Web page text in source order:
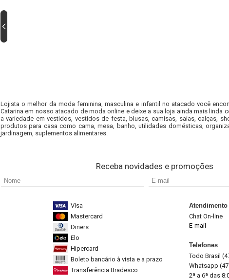
Lojista o melhor da moda feminina, masculina e infantil no atacado você
Catarina em nosso atacado de moda online e deixe a sua loja ainda mais linda
a variedade em vestidos, vestidos de festa, blusas, camisas, saias, calças,
produtos para casa como cama, mesa, banho, utilidades domésticas,
jardinagem, suplementos alimentares.
Receba novidades e promoções
Visa
Mastercard
Diners
Elo
Hipercard
Boleto bancário à vista e a prazo
Transferência Bradesco
Atendimento
Chat On-line
E-mail
Telefones
Todo Brasil
Whatsapp
2ª a 6ª das